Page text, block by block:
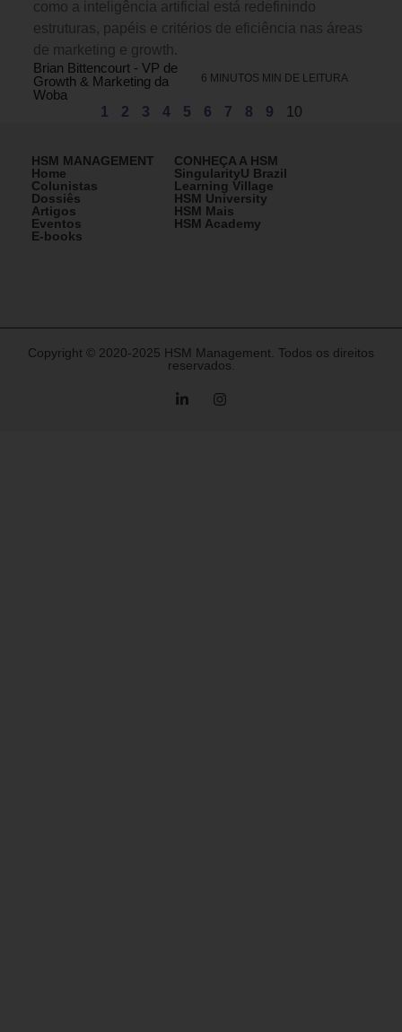
como a inteligência artificial está redefinindo
estruturas, papéis e critérios de eficiência nas áreas
de marketing e growth.
Brian Bittencourt - VP de
Growth & Marketing da
Woba
6 MINUTOS MIN DE LEITURA
1 2 3 4 5 6 7 8 9 10
HSM MANAGEMENT
Home
Colunistas
Dossiês
Artigos
Eventos
E-books
CONHEÇA A HSM
SingularityU Brazil
Learning Village
HSM University
HSM Mais
HSM Academy
Copyright © 2020-2025 HSM Management. Todos os direitos
reservados.